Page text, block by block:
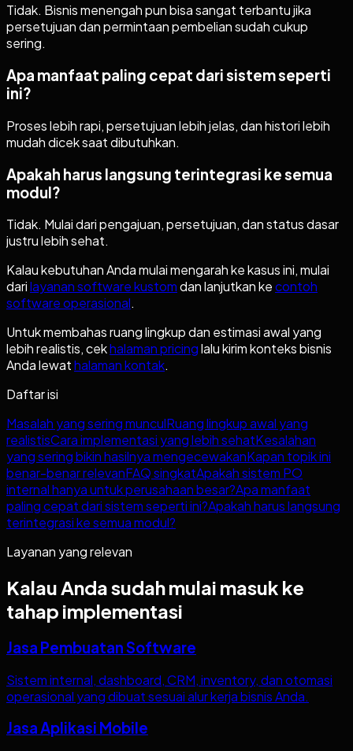
Tidak. Bisnis menengah pun bisa sangat terbantu jika
persetujuan dan permintaan pembelian sudah cukup
sering.
Apa manfaat paling cepat dari sistem seperti
ini?
Proses lebih rapi, persetujuan lebih jelas, dan histori lebih
mudah dicek saat dibutuhkan.
Apakah harus langsung terintegrasi ke semua
modul?
Tidak. Mulai dari pengajuan, persetujuan, dan status dasar
justru lebih sehat.
Kalau kebutuhan Anda mulai mengarah ke kasus ini, mulai
darilayanan software kustomdan lanjutkan kecontoh
software operasional.
Untuk membahas ruang lingkup dan estimasi awal yang
lebih realistis, cekhalaman pricinglalu kirim konteks bisnis
Anda lewathalaman kontak.
Daftar isi
Masalah yang sering munculRuang lingkup awal yang
realistisCara implementasi yang lebih sehatKesalahan
yang sering bikin hasilnya mengecewakanKapan topik ini
benar-benar relevanFAQ singkatApakah sistem PO
internal hanya untuk perusahaan besar?Apa manfaat
paling cepat dari sistem seperti ini?Apakah harus langsung
terintegrasi ke semua modul?
Layanan yang relevan
Kalau Anda sudah mulai masuk ke
tahap implementasi
Jasa Pembuatan Software
Sistem internal, dashboard, CRM, inventory, dan otomasi
operasional yang dibuat sesuai alur kerja bisnis Anda.
Jasa Aplikasi Mobile